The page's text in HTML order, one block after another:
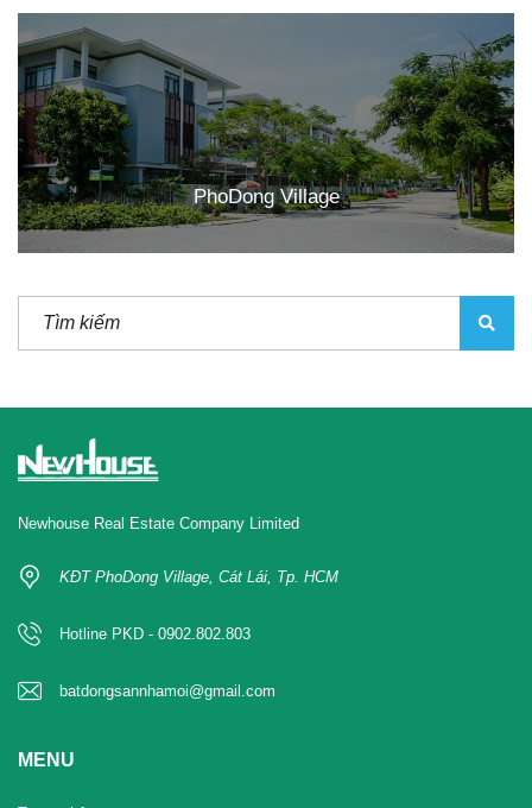
PhoDong Village
Newhouse Real Estate Company Limited
KĐT PhoDong Village, Cát Lái, Tp. HCM
Hotline PKD - 0902.802.803
batdongsannhamoi@gmail.com
MENU